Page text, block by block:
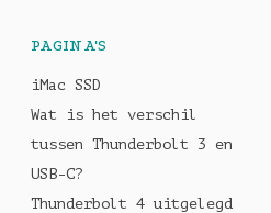
PAGINA'S
iMac SSD
Wat is het verschil
tussen Thunderbolt 3 en
USB-C?
Thunderbolt 4 uitgelegd